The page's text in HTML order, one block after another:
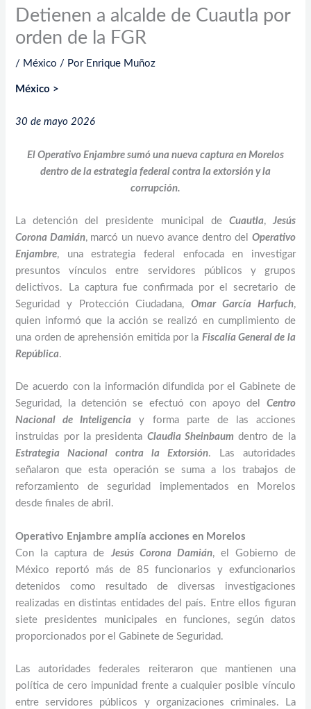
Detienen a alcalde de Cuautla por
orden de la FGR
/ México / Por Enrique Muñoz
México >
30 de mayo 2026
El Operativo Enjambre sumó una nueva captura en Morelos
dentro de la estrategia federal contra la extorsión y la
corrupción.
La detención del presidente municipal de Cuautla, Jesús
Corona Damián, marcó un nuevo avance dentro del Operativo
Enjambre, una estrategia federal enfocada en investigar
presuntos vínculos entre servidores públicos y grupos
delictivos. La captura fue confirmada por el secretario de
Seguridad y Protección Ciudadana, Omar García Harfuch,
quien informó que la acción se realizó en cumplimiento de
una orden de aprehensión emitida por la Fiscalía General de la
República.
De acuerdo con la información difundida por el Gabinete de
Seguridad, la detención se efectuó con apoyo del Centro
Nacional de Inteligencia y forma parte de las acciones
instruidas por la presidenta Claudia Sheinbaum dentro de la
Estrategia Nacional contra la Extorsión. Las autoridades
señalaron que esta operación se suma a los trabajos de
reforzamiento de seguridad implementados en Morelos
desde finales de abril.
Operativo Enjambre amplía acciones en Morelos
Con la captura de Jesús Corona Damián, el Gobierno de
México reportó más de 85 funcionarios y exfuncionarios
detenidos como resultado de diversas investigaciones
realizadas en distintas entidades del país. Entre ellos figuran
siete presidentes municipales en funciones, según datos
proporcionados por el Gabinete de Seguridad.
Las autoridades federales reiteraron que mantienen una
política de cero impunidad frente a cualquier posible vínculo
entre servidores públicos y organizaciones criminales. La